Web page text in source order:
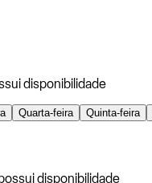
disponibilidade
Quarta-feira Quinta-feira
disponibilidade